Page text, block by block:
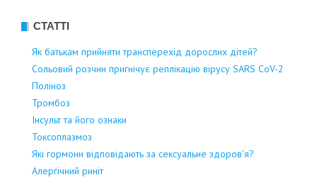
СТАТТІ
Як батькам прийняти трансперехід дорослих дітей?
Сольовий розчин пригнічує реплікацію вірусу SARS CoV-2
Поліноз
Тромбоз
Інсульт та його ознаки
Токсоплазмоз
Які гормони відповідають за сексуальне здоров’я?
Алергічний риніт